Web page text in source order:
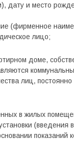
дату и место
(фирменное
лицо;
доме,
лиц,
в жилых